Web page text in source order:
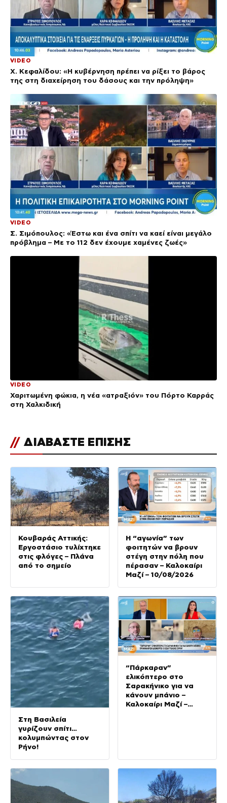
VIDEO
Χ. Κεφαλίδου: «Η κυβέρνηση πρέπει να ρίξει το βάρος
της στη διαχείρηση του δάσους και την πρόληψη»
VIDEO
Σ. Σιμόπουλος: «Έστω και ένα σπίτι να καεί είναι μεγάλο
πρόβλημα – Με το 112 δεν έχουμε χαμένες ζωές»
VIDEO
Χαριτωμένη φώκια, η νέα «ατραξιόν» του Πόρτο Καρράς
στη Χαλκιδική
// ΔΙΑΒΑΣΤΕ ΕΠΙΣΗΣ
Κουβαράς Αττικής:
Εργοστάσιο τυλίχτηκε
στις φλόγες – Πλάνα
από το σημείο
Η “αγωνία” των
φοιτητών να βρουν
στέγη στην πόλη που
πέρασαν – Καλοκαίρι
Μαζί – 10/08/2026
Στη Βασιλεία
γυρίζουν σπίτι…
κολυμπώντας στον
Ρήνο!
“Πάρκαραν”
ελικόπτερο στο
Σαρακήνικο για να
κάνουν μπάνιο –
Καλοκαίρι Μαζί –